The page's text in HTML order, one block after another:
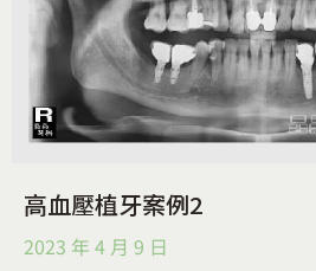
高血壓植牙案例2
2023 年 4 月 9 日